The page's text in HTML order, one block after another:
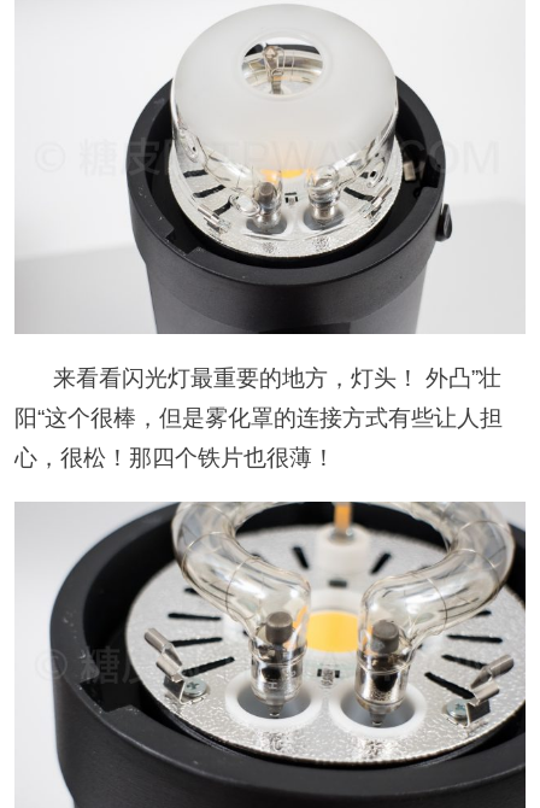
来看看闪光灯最重要的地方，灯头！ 外凸”壮
阳“这个很棒，但是雾化罩的连接方式有些让人担
心，很松！那四个铁片也很薄！